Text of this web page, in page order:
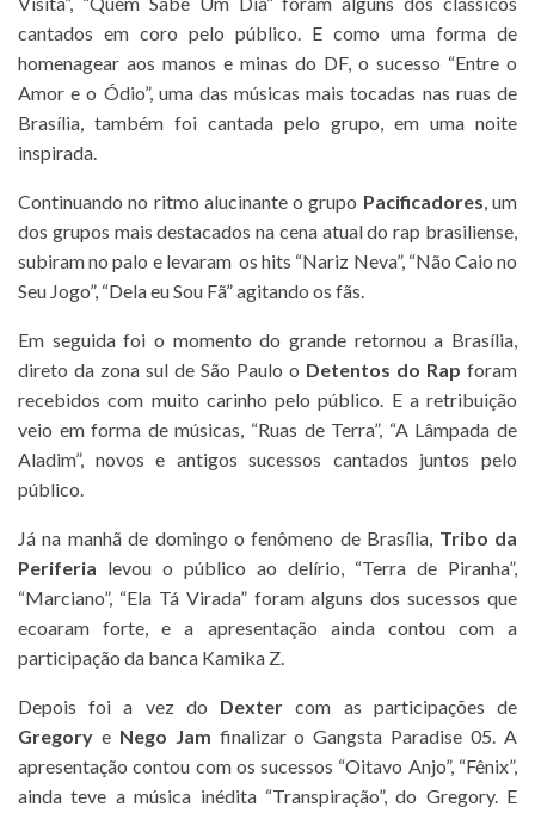
cantados em coro pelo público. E como uma forma de
homenagear aos manos e minas do DF, o sucesso “Entre o
Amor e o Ódio”, uma das músicas mais tocadas nas ruas de
Brasília, também foi cantada pelo grupo, em uma noite
inspirada.
Continuando no ritmo alucinante o grupo Pacificadores, um
dos grupos mais destacados na cena atual do rap brasiliense,
subiram no palo e levaram os hits “Nariz Neva”, “Não Caio no
Seu Jogo”, “Dela eu Sou Fã” agitando os fãs.
Em seguida foi o momento do grande retornou a Brasília,
direto da zona sul de São Paulo o Detentos do Rap foram
recebidos com muito carinho pelo público. E a retribuição
veio em forma de músicas, “Ruas de Terra”, “A Lâmpada de
Aladim”, novos e antigos sucessos cantados juntos pelo
público.
Já na manhã de domingo o fenômeno de Brasília, Tribo da
Periferia levou o público ao delírio, “Terra de Piranha”,
“Marciano”, “Ela Tá Virada” foram alguns dos sucessos que
ecoaram forte, e a apresentação ainda contou com a
participação da banca Kamika Z.
Depois foi a vez do Dexter com as participações de
Gregory e Nego Jam finalizar o Gangsta Paradise 05. A
apresentação contou com os sucessos “Oitavo Anjo”, “Fênix”,
ainda teve a música inédita “Transpiração”, do Gregory. E